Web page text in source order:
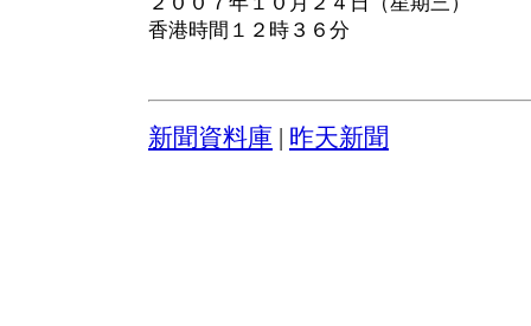
香港時間１２時３６分
新聞資料庫 昨天新聞